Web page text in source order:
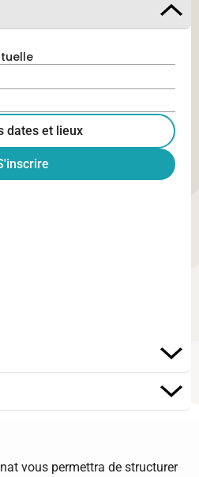
dates et lieux
vous permettra de structurer